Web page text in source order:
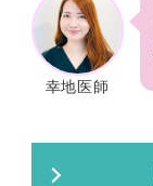
幸地医師